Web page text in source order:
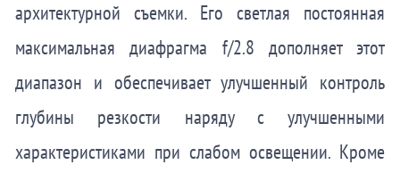
архитектурной съемки. Его светлая постоянная
максимальная диафрагма f/2.8 дополняет этот
диапазон и обеспечивает улучшенный контроль
глубины резкости наряду с улучшенными
характеристиками при слабом освещении. Кроме